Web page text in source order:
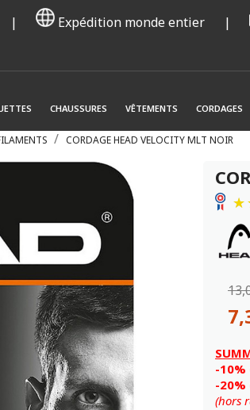
| Expédition monde entier |
CHAUSSURES VÊTEMENTS CORDAGES
CORDAGE HEAD VELOCITY MLT NOIR
-10%
-
(hors